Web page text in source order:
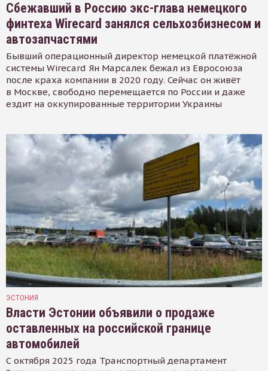
Сбежавший в Россию экс-глава немецкого
финтеха Wirecard занялся сельхозбизнесом и
автозапчастями
Бывший операционный директор немецкой платёжной
системы Wirecard Ян Марсалек бежал из Евросоюза
после краха компании в 2020 году. Сейчас он живёт
в Москве, свободно перемещается по России и даже
ездит на оккупированные территории Украины
ЭСТОНИЯ
Власти Эстонии объявили о продаже
оставленных на российской границе
автомобилей
С октября 2025 года Транспортный департамент